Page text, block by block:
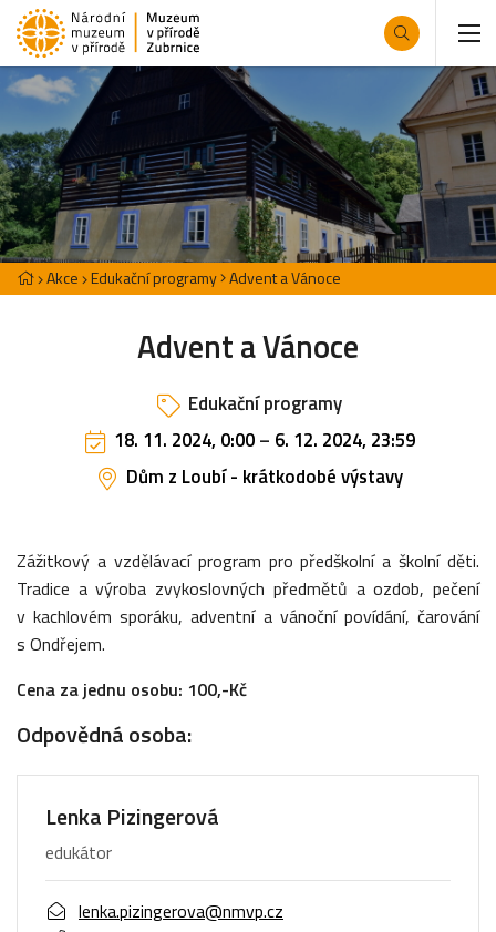
Akce Edukační programy Advent a Vánoce
Advent a Vánoce
Edukační programy
18. 11. 2024, 0:00– 6. 12. 2024, 23:59
Dům z Loubí - krátkodobé výstavy
Zážitkový a vzdělávací program pro předškolní a školní děti.
Tradice a výroba zvykoslovných předmětů a ozdob, pečení
v kachlovém sporáku, adventní a vánoční povídání, čarování
s Ondřejem.
Cena za jednu osobu: 100,-Kč
Odpovědná osoba:
Lenka Pizingerová
edukátor
lenka.pizingerova@nmvp.cz